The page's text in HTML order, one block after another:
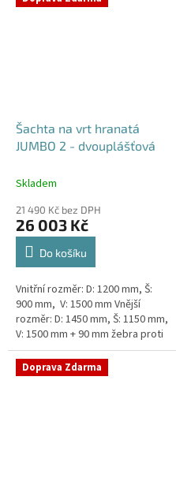
Šachta na vrt hranatá
JUMBO 2 - dvouplášťová
Skladem
21 490 Kč bez DPH
26 003 Kč
Do košíku
Vnitřní rozměr: D: 1200 mm, Š:
900 mm, V: 1500 mm Vnější
rozměr: D: 1450 mm, Š: 1150 mm,
V: 1500 mm + 90 mm žebra proti
spodní vodě + komínek
Dvouplášťová...
Doprava Zdarma